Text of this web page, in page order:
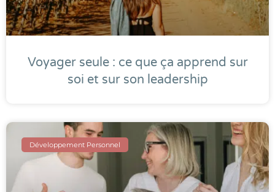
Voyager seule : ce que ça apprend sur
soi et sur son leadership
Développement Personnel